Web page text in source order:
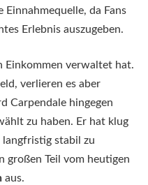
da Fans
Erlebnis auszugeben.
Einkommen verwaltet hat.
verlieren es aber
Carpendale hingegen
zu haben. Er hat klug
stabil zu
großen Teil vom heutigen
aus.